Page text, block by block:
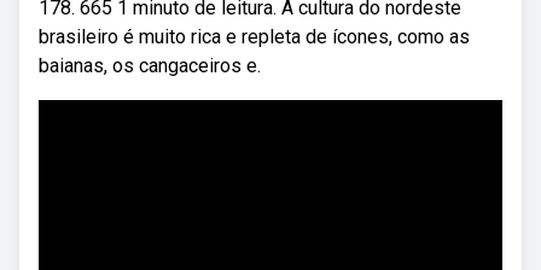
178. 665 1 minuto de leitura. A cultura do nordeste
brasileiro é muito rica e repleta de ícones, como as
baianas, os cangaceiros e.